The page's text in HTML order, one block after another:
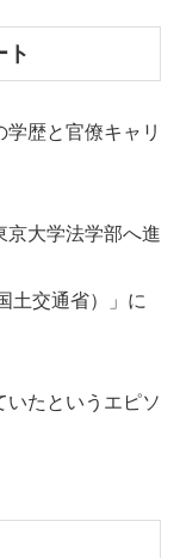
ト
歴と官僚キャリ
京大学法学部へ進
土交通省）」に
いたというエピソ